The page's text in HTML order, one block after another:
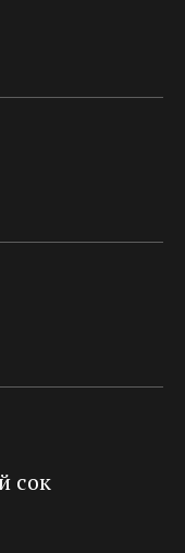
сок